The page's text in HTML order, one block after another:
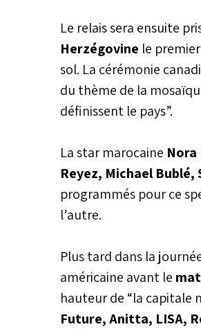
loin
Le relais sera ensuite
Herzégovine le
sol. La cérémonie
du thème de la
définissent le pays”.
La star marocaine Nora
Reyez, Michael
programmés pour ce
l’autre.
Plus tard dans la
américaine avant le
hauteur de “la capitale
Future, Anitta, LISA,